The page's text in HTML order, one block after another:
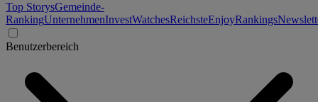
Top StorysGemeinde-
RankingUnternehmenInvestWatchesReichsteEnjoyRankings
Benutzerbereich